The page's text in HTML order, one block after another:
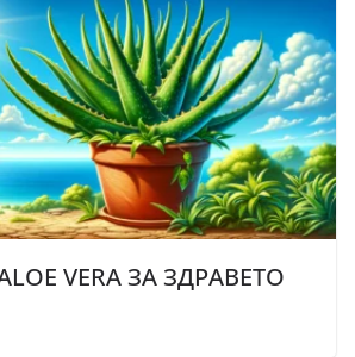
VERA ЗА ЗДРАВЕТО